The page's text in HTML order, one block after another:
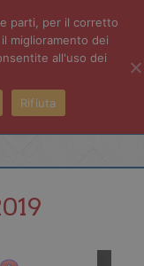
parti, per il corretto
miglioramento dei
all'uso dei
Rifiuta